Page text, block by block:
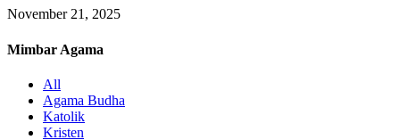
November 21, 2025
Mimbar Agama
All
Agama Budha
Katolik
Kristen